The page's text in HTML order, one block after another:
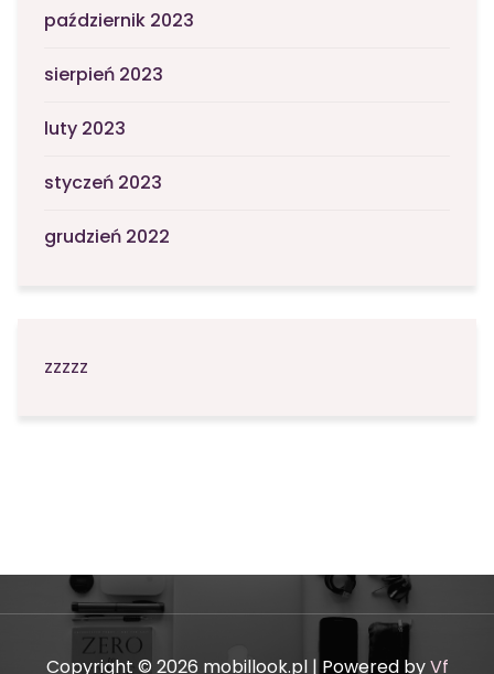
październik 2023
sierpień 2023
luty 2023
styczeń 2023
grudzień 2022
zzzzz
Copyright © 2026 mobillook.pl | Powered byVf